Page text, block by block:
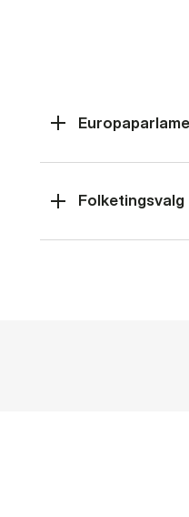
Folketingsvalg